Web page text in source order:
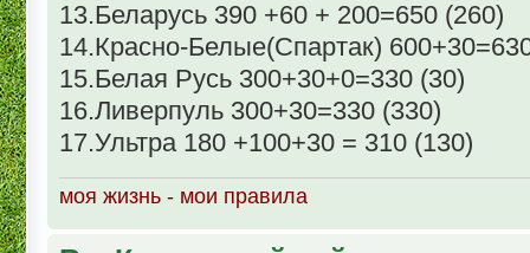
13.Беларусь 390 +60 + 200=650 (260)
14.Красно-Белые(Спартак)
15.Белая Русь 300+30+0=330 (30)
16.Ливерпуль 300+30=330 (330)
17.Ультра 180 +100+30 = 310 (130)
моя жизнь - мои правила